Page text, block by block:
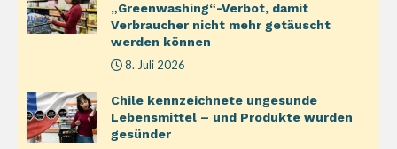
„Greenwashing“-Verbot, damit
Verbraucher nicht mehr getäuscht
werden können
8. Juli 2026
Chile kennzeichnete ungesunde
Lebensmittel – und Produkte wurden
gesünder